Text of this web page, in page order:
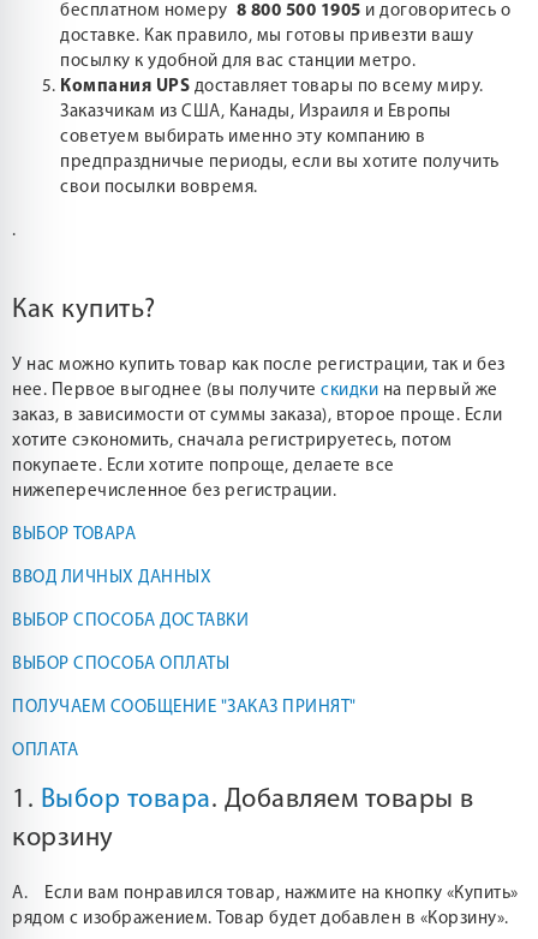
бесплатном номеру 8 800 500 1905 и договоритесь о
доставке. Как правило, мы готовы привезти вашу
посылку к удобной для вас станции метро.
Компания UPS доставляет товары по всему миру.
Заказчикам из США, Канады, Израиля и Европы
советуем выбирать именно эту компанию в
предпраздничые периоды, если вы хотите получить
свои посылки вовремя.
.
Как купить?
У нас можно купить товар как после регистрации, так и без
нее. Первое выгоднее (вы получите скидки на первый же
заказ, в зависимости от суммы заказа), второе проще. Если
хотите сэкономить, сначала регистрируетесь, потом
покупаете. Если хотите попроще, делаете все
нижеперечисленное без регистрации.
ВЫБОР ТОВАРА
ВВОД ЛИЧНЫХ ДАННЫХ
ВЫБОР СПОСОБА ДОСТАВКИ
ВЫБОР СПОСОБА ОПЛАТЫ
ПОЛУЧАЕМ СООБЩЕНИЕ "ЗАКАЗ ПРИНЯТ"
ОПЛАТА
1. Выбор товара. Добавляем товары в
корзину
А. Если вам понравился товар, нажмите на кнопку «Купить»
рядом с изображением. Товар будет добавлен в «Корзину».